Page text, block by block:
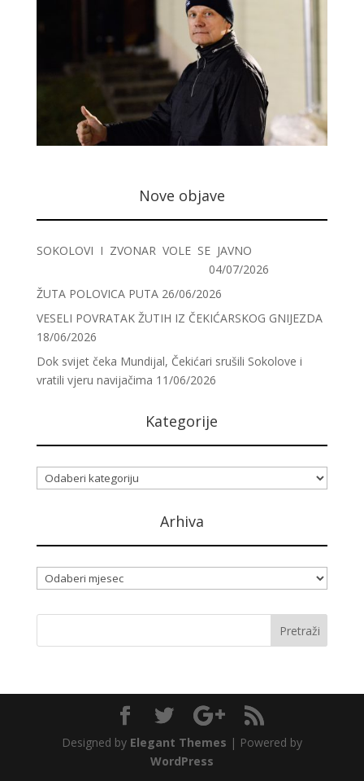
Nove objave
SOKOLOVI I ZVONAR VOLE SE JAVNO
04/07/2026
ŽUTA POLOVICA PUTA 26/06/2026
VESELI POVRATAK ŽUTIH IZ ČEKIĆARSKOG GNIJEZDA
18/06/2026
Dok svijet čeka Mundijal, Čekićari srušili Sokolove i
vratili vjeru navijačima 11/06/2026
Kategorije
Kategorije
Arhiva
Arhiva
Designed by Elegant Themes | Powered by
WordPress